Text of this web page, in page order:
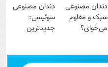
دندان مصنوعی
سبک و مقاوم
می‌خوای؟
📍تهران
دندان مصنوعی
سوئیسی:
جدیدترین
پرداخت قسطی